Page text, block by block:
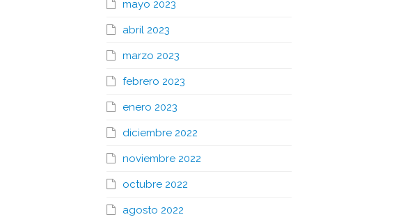
mayo 2023
abril 2023
marzo 2023
febrero 2023
enero 2023
diciembre 2022
noviembre 2022
octubre 2022
agosto 2022